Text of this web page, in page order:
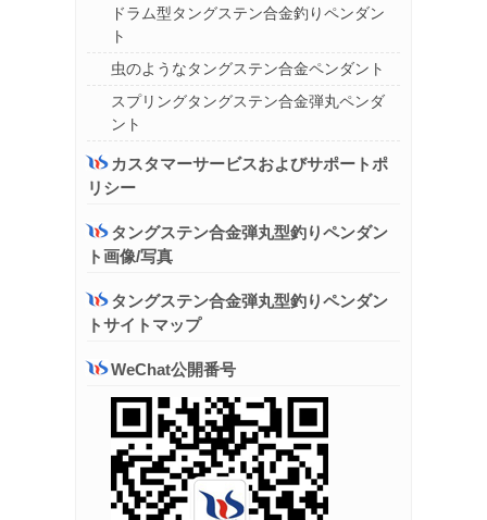
ドラム型タングステン合金釣りペンダン
ト
虫のようなタングステン合金ペンダント
スプリングタングステン合金弾丸ペンダ
ント
カスタマーサービスおよびサポートポ
リシー
タングステン合金弾丸型釣りペンダン
ト画像/写真
タングステン合金弾丸型釣りペンダン
トサイトマップ
WeChat公開番号